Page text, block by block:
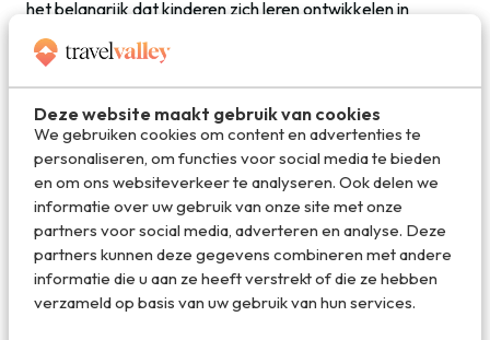
Deze website maakt gebruik van cookies
We gebruiken cookies om content en advertenties te
personaliseren, om functies voor social media te bieden
en om ons websiteverkeer te analyseren. Ook delen we
informatie over uw gebruik van onze site met onze
partners voor social media, adverteren en analyse. Deze
partners kunnen deze gegevens combineren met andere
informatie die u aan ze heeft verstrekt of die ze hebben
verzameld op basis van uw gebruik van hun services.
het belangrijk dat kinderen zich leren ontwikkelen in
is Center Parcs Academy in het leven geroepen. Dat biedt
leren: fietsen, zwemmen, zingen of gewoon voetballen.”
Boomhuizen
Daarnaast heeft Center Parcs ook nieuwe
accommodaties ontwikkeld, zoals een boomhuis midden in
de natuur. Die zijn te bezoeken in de Bispinger Heide en
vanaf komende zomer ook in één van de negen
boomhuizen in het nieuwe park Le Bois aux Daims in
Frankrijk. Zo wil het bedrijf de komende jaren nieuwe